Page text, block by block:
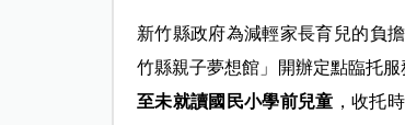
新竹縣政府為減輕家長育兒的負
竹縣親子夢想館」開辦定點臨托服
至未就讀國民小學前兒童 ，收托